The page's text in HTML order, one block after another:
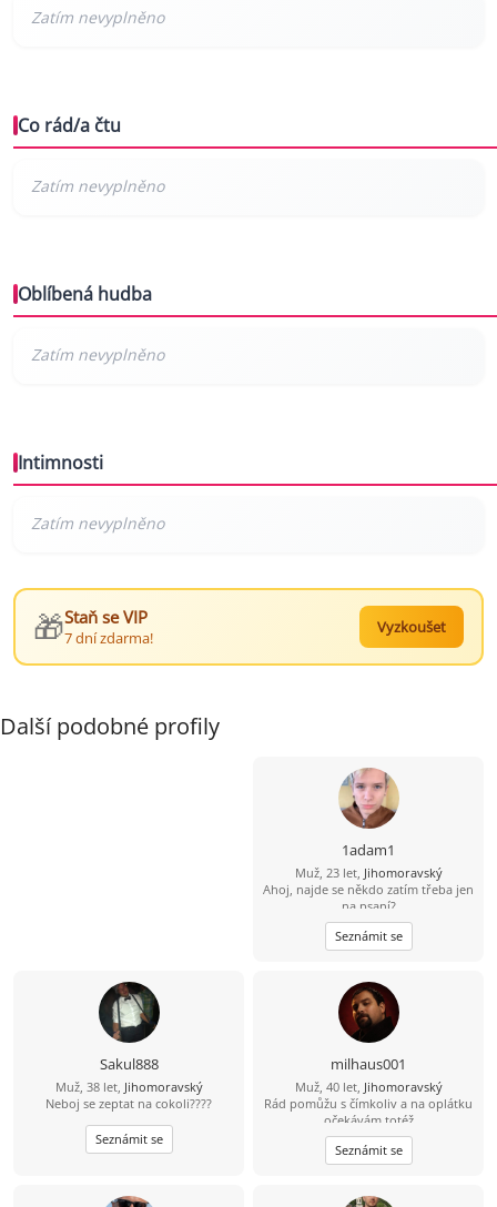
Co rád/a čtu
Oblíbená hudba
Intimnosti
🎁Staň se VIP
7 dní zdarma!
Vyzkoušet
Další podobné profily
1adam1
Muž, 23 let, Jihomoravský
Ahoj, najde se někdo zatím třeba jen
na psaní?
Seznámit se
Sakul888
Muž, 38 let, Jihomoravský
Neboj se zeptat na cokoli????
Seznámit se
milhaus001
Muž, 40 let, Jihomoravský
Rád pomůžu s čímkoliv a na oplátku
očekávám totéž
Seznámit se